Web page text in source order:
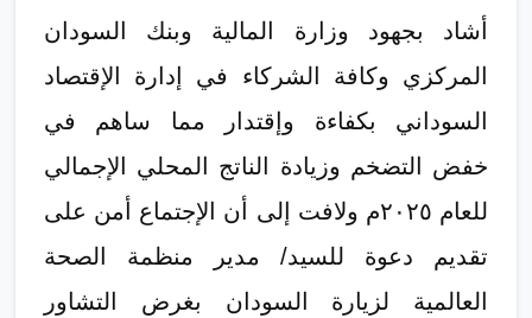
أشاد بجهود وزارة المالية وبنك السودان
المركزي وكافة الشركاء في إدارة الإقتصاد
السوداني بكفاءة وإقتدار مما ساهم في
خفض التضخم وزيادة الناتج المحلي الإجمالي
للعام ٢٠٢٥م ولافت إلى أن الإجتماع أمن على
تقديم دعوة للسيد/ مدير منظمة الصحة
العالمية لزيارة السودان بغرض التشاور